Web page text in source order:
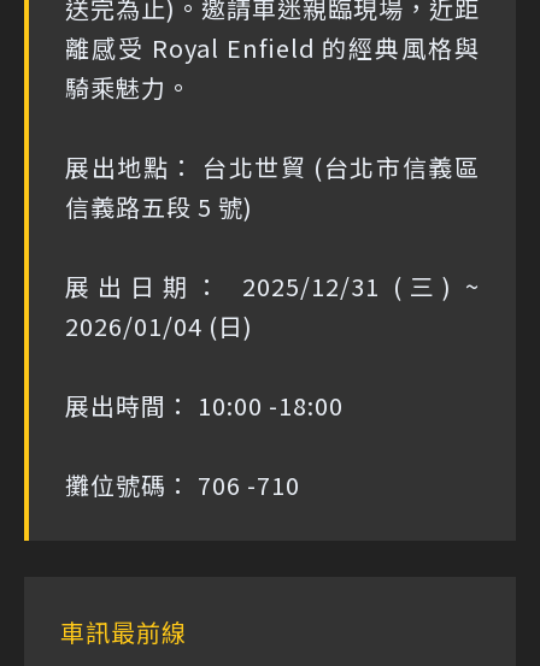
送完為止)。邀請車迷親臨現場，近距
離感受 Royal Enfield 的經典風格與
騎乘魅力。
展出地點： 台北世貿 (台北市信義區
信義路五段 5 號)
展出日期： 2025/12/31 (三) ~
2026/01/04 (日)
展出時間： 10:00 -18:00
攤位號碼： 706 -710
車訊最前線